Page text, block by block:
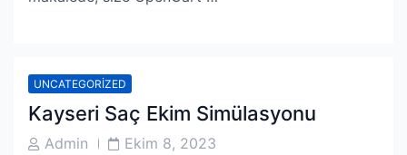
UNCATEGORIZED
Kayseri Saç Ekim Simülasyonu
PostAdmin
PostEkim 8, 2023